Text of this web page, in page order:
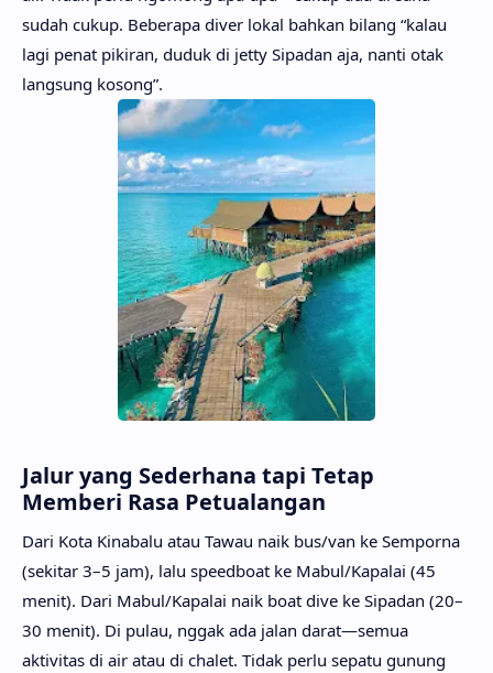
sudah cukup. Beberapa diver lokal bahkan bilang “kalau
lagi penat pikiran, duduk di jetty Sipadan aja, nanti otak
langsung kosong”.
Jalur yang Sederhana tapi Tetap
Memberi Rasa Petualangan
Dari Kota Kinabalu atau Tawau naik bus/van ke Semporna
(sekitar 3–5 jam), lalu speedboat ke Mabul/Kapalai (45
menit). Dari Mabul/Kapalai naik boat dive ke Sipadan (20–
30 menit). Di pulau, nggak ada jalan darat—semua
aktivitas di air atau di chalet. Tidak perlu sepatu gunung